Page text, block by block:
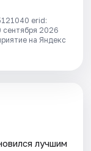
erid:
сентября 2026
на Яндекс
лучшим